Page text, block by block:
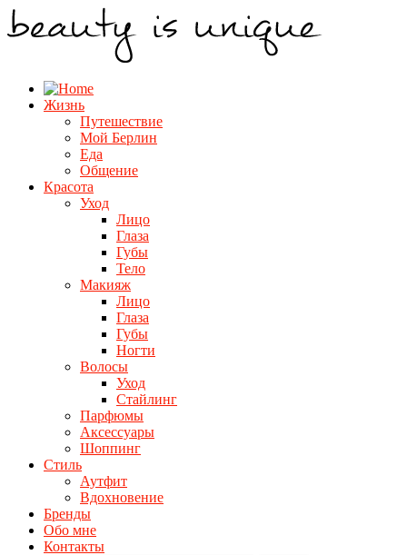
Жизнь
Путешествие
Мой Берлин
Еда
Общение
Красота
Уход
Лицо
Глаза
Губы
Тело
Макияж
Лицо
Глаза
Губы
Ногти
Волосы
Уход
Стайлинг
Парфюмы
Аксессуары
Шоппинг
Стиль
Аутфит
Вдохновение
Бренды
Обо мне
Контакты